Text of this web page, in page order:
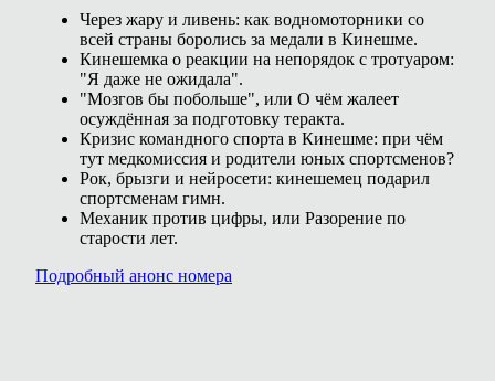
Через жару и ливень: как водномоторники со
всей страны боролись за медали в Кинешме.
Кинешемка о реакции на непорядок с тротуаром:
"Я даже не ожидала".
"Мозгов бы побольше", или О чём жалеет
осуждённая за подготовку теракта.
Кризис командного спорта в Кинешме: при чём
тут медкомиссия и родители юных спортсменов?
Рок, брызги и нейросети: кинешемец подарил
спортсменам гимн.
Механик против цифры, или Разорение по
старости лет.
Подробный анонс номера